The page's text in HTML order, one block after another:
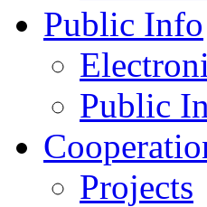
Public Info
Public
Projects